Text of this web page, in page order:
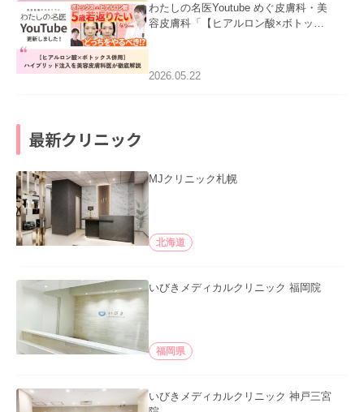
わたしの名医Youtube めぐ皮膚科・美
容皮膚科「【ヒアルロン酸×ボトック
た。
2026.05.22
最新クリニック
MJクリニック札幌
北海道
いびきメディカルクリニック 福岡院
福岡県
いびきメディカルクリニック 神戸三宮